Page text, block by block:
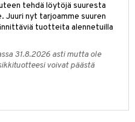
tehdä löytöjä suuresta
Juuri nyt tarjoamme suuren
tuotteita alennetuilla
31.8.2026 asti mutta ole
voivat päästä